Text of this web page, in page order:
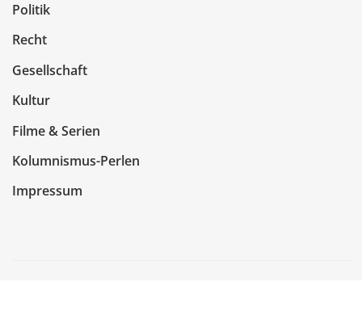
Politik
Recht
Gesellschaft
Kultur
Filme & Serien
Kolumnismus-Perlen
Impressum